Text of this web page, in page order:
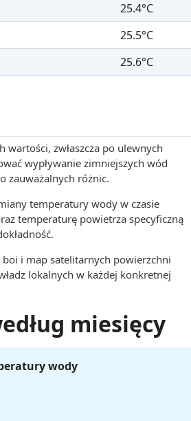
25.4°C
25.5°C
25.6°C
zwłaszcza po ulewnych
wypływanie zimniejszych wód
zauważalnych różnic.
temperatury wody w czasie
temperaturę powietrza specyficzną
i map satelitarnych powierzchni
lokalnych w każdej konkretnej
miesięcy
wody